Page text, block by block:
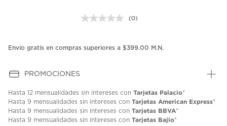
Sin
en
(0)
Envío gratis en compras superiores a $399.00 M.N.
PROMOCIONES
Hasta 12 mensualidades sin intereses con Tarjetas Palacio*
Hasta 9 mensualidades sin intereses con Tarjetas American Express*
Hasta 9 mensualidades sin intereses con Tarjetas BBVA*
Hasta 9 mensualidades sin intereses con Tarjetas Bajio*